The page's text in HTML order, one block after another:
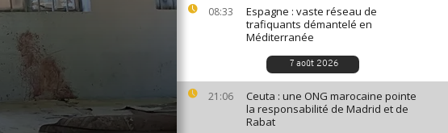
08:33
Espagne : vaste réseau de
trafiquants démantelé en
Méditerranée
7 août 2026
21:06
Ceuta : une ONG marocaine pointe
la responsabilité de Madrid et de
Rabat